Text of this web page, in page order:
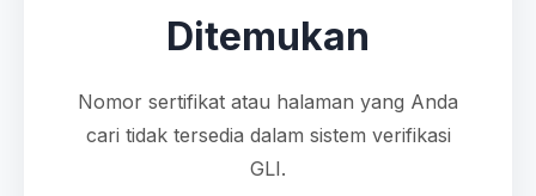
Ditemukan
Nomor sertifikat atau halaman yang Anda
cari tidak tersedia dalam sistem verifikasi
GLI.